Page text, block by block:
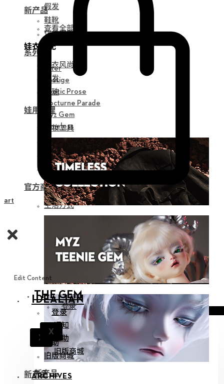
新产品
查看全部
娃衣搭配
娃衣风尚
假发
眼珠
娃用护理
化妆工具
组装工具
修正工具
娃用收纳
官方商品
生活方式
ARCHIVES
假发
鞋靴
化妆保养品
系列
Alter
Vestige
Poetic Prose
Nocturne Parade
Myz Gem
Timeless
IDEALIAN
登录
X
通知
帮助
旧版商城
新产品
Edit Content
THE GEM
登录
X
通知
帮助
旧版商城
新产品